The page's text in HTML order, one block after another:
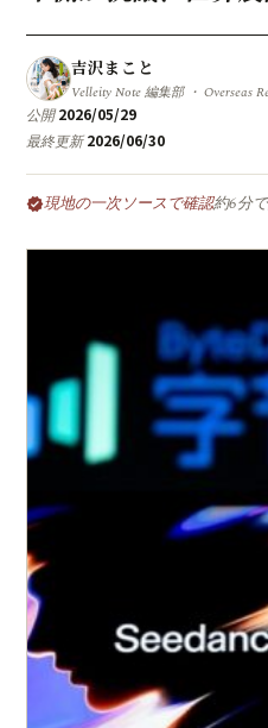
吉沢まこと
Velleity Note 編集部 ・ Overseas
公開2026/05/29
最終更新2026/06/30
verified現地の一次ソースで確認約6分